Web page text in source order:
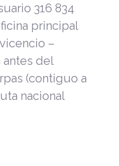
316 834
principal
–
antes del
(contiguo a
nacional